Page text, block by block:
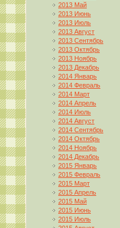
2013 Май
2013 Июнь
2013 Июль
2013 Август
2013 Сентябрь
2013 Октябрь
2013 Ноябрь
2013 Декабрь
2014 Январь
2014 Февраль
2014 Март
2014 Апрель
2014 Июль
2014 Август
2014 Сентябрь
2014 Октябрь
2014 Ноябрь
2014 Декабрь
2015 Январь
2015 Февраль
2015 Март
2015 Апрель
2015 Май
2015 Июнь
2015 Июль